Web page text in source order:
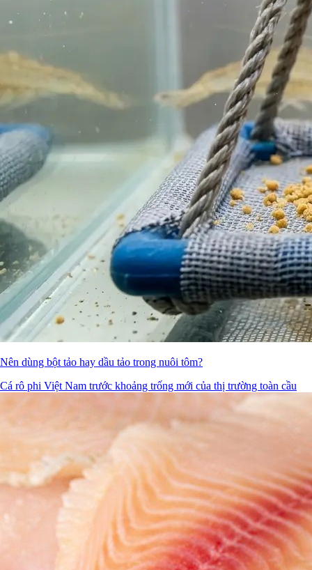
Nên dùng bột tảo hay dầu tảo trong nuôi tôm?
Cá rô phi Việt Nam trước khoảng trống mới của thị trường toàn cầu